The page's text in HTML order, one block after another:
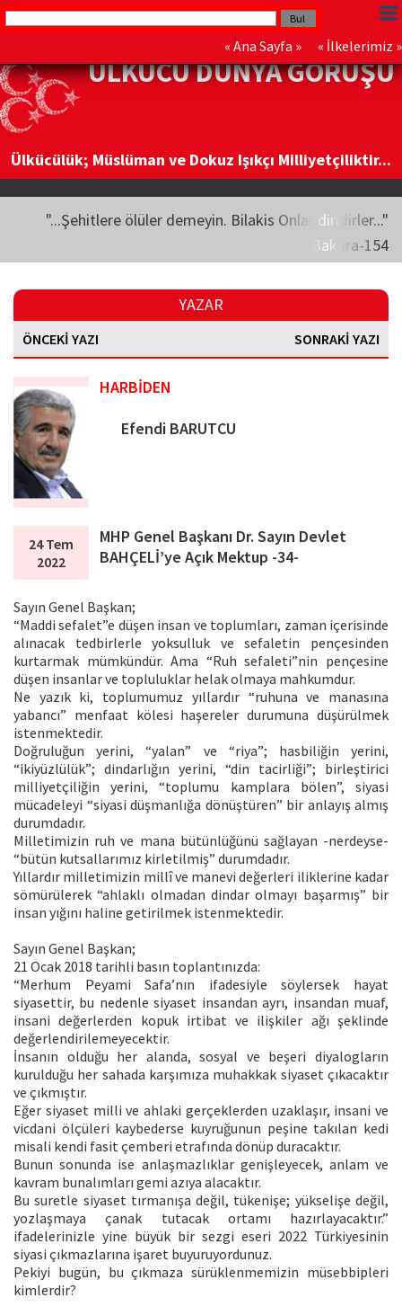
« Ana Sayfa » « İlkelerimiz »
ÜLKÜCÜ DÜNYA GÖRÜŞÜ
Ülkücülük; Müslüman ve Dokuz Işıkçı Milliyetçiliktir...
"...Şehitlere ölüler demeyin. Bilakis Onlar diridirler..."
Bakara-154
YAZAR
ÖNCEKİ YAZI SONRAKİ YAZI
HARBİDEN
Efendi BARUTCU
24 Tem
2022
MHP Genel Başkanı Dr. Sayın Devlet
BAHÇELİ’ye Açık Mektup -34-
Sayın Genel Başkan;
“Maddi sefalet”e düşen insan ve toplumları, zaman içerisinde
alınacak tedbirlerle yoksulluk ve sefaletin pençesinden
kurtarmak mümkündür. Ama “Ruh sefaleti”nin pençesine
düşen insanlar ve topluluklar helak olmaya mahkumdur.
Ne yazık ki, toplumumuz yıllardır “ruhuna ve manasına
yabancı” menfaat kölesi haşereler durumuna düşürülmek
istenmektedir.
Doğruluğun yerini, “yalan” ve “riya”; hasbiliğin yerini,
“ikiyüzlülük”; dindarlığın yerini, “din tacirliği”; birleştirici
milliyetçiliğin yerini, “toplumu kamplara bölen”, siyasi
mücadeleyi “siyasi düşmanlığa dönüştüren” bir anlayış almış
durumdadır.
Milletimizin ruh ve mana bütünlüğünü sağlayan -nerdeyse-
“bütün kutsallarımız kirletilmiş” durumdadır.
Yıllardır milletimizin millî ve manevi değerleri iliklerine kadar
sömürülerek “ahlaklı olmadan dindar olmayı başarmış” bir
insan yığını haline getirilmek istenmektedir.
Sayın Genel Başkan;
21 Ocak 2018 tarihli basın toplantınızda:
“Merhum Peyami Safa’nın ifadesiyle söylersek hayat
siyasettir, bu nedenle siyaset insandan ayrı, insandan muaf,
insani değerlerden kopuk irtibat ve ilişkiler ağı şeklinde
değerlendirilemeyecektir.
İnsanın olduğu her alanda, sosyal ve beşeri diyalogların
kurulduğu her sahada karşımıza muhakkak siyaset çıkacaktır
ve çıkmıştır.
Eğer siyaset milli ve ahlaki gerçeklerden uzaklaşır, insani ve
vicdani ölçüleri kaybederse kuyruğunun peşine takılan kedi
misali kendi fasit çemberi etrafında dönüp duracaktır.
Bunun sonunda ise anlaşmazlıklar genişleyecek, anlam ve
kavram bunalımları gemi azıya alacaktır.
Bu suretle siyaset tırmanışa değil, tükenişe; yükselişe değil,
yozlaşmaya çanak tutacak ortamı hazırlayacaktır.”
ifadelerinizle yine büyük bir sezgi eseri 2022 Türkiyesinin
siyasi çıkmazlarına işaret buyuruyordunuz.
Pekiyi bugün, bu çıkmaza sürüklenmemizin müsebbipleri
kimlerdir?